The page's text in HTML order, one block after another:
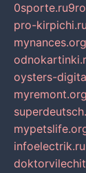
0sporte.ru
pro-kirpichi.ru
mynances.org
oysters-
myremont.org
infoelectrik.ru